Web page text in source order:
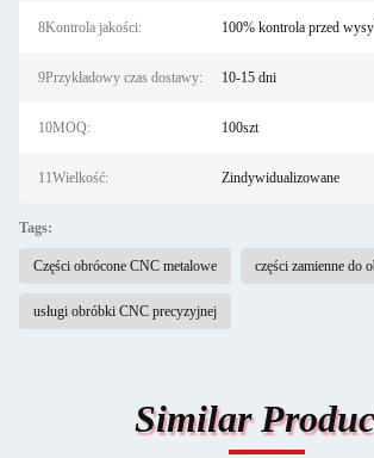
8Kontrola jakości: 100% kontrola przed
9Przykładowy czas dostawy: 10-15 dni
10MOQ: 100szt
11Wielkość: Zindywidualizowane
Tags:
Części obrócone CNC metalowe części zamienne do
usługi obróbki CNC precyzyjnej
Similar